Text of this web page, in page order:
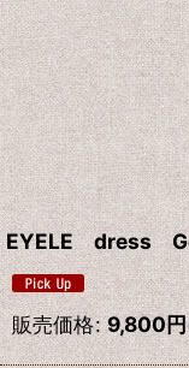
EYELE dress
販売価格: 9,800円